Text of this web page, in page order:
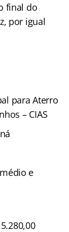
final do
por igual
para Aterro
– CIAS
e